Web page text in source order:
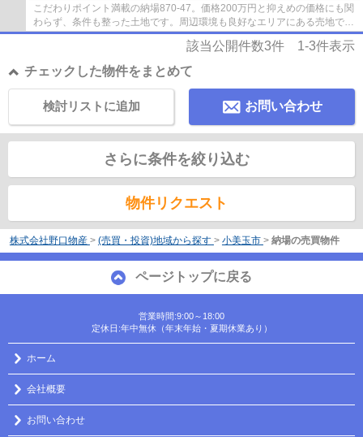
こだわりポイント満載の納場870-47。価格200万円と抑えめの価格にも関
わらず、条件も整った土地です。周辺環境も良好なエリアにある売地で
す。広さの心配がいらない土地面積186.35㎡(...
該当公開件数3件 1-3件表示
チェックした物件をまとめて
お問い合わせ
検討リストに追加
さらに条件を絞り込む
物件リクエスト
株式会社野口物産 > (売買・投資)地域から探す > 小美玉市 > 納場の売買物件
ページトップに戻る
営業時間:9:00～18:00
定休日:年中無休（年末年始・夏期休業あり）
ホーム
会社概要
お問い合わせ